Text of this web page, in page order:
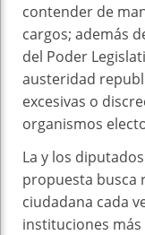
contender de
cargos; además
del Poder
austeridad
excesivas o
organismos
La y los
propuesta busca
ciudadana cada
instituciones